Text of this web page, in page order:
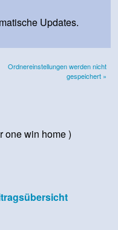
Updates.
Ordnereinstellungen werden nicht
gespeichert »
one win home )